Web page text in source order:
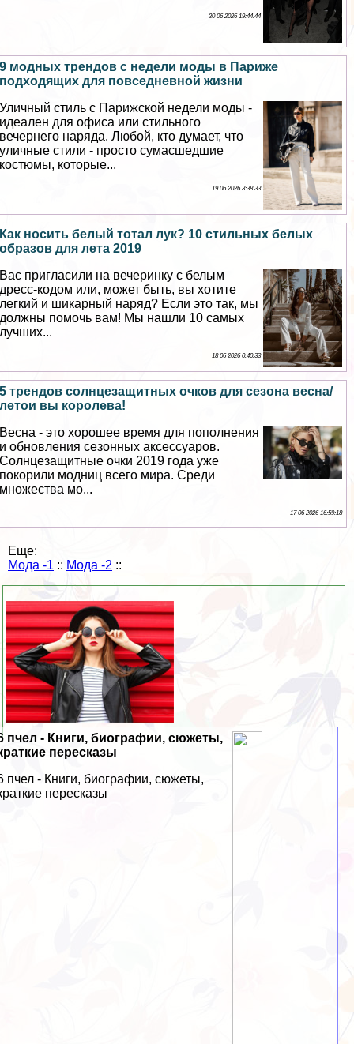
20 06 2026 19:44:44
9 модных трендов с недели моды в Париже
подходящих для повседневной жизни
Уличный стиль с Парижской недели моды -
идеален для офиса или стильного
вечернего наряда. Любой, кто думает, что
уличные стили - просто cyмacшедшие
костюмы, которые...
19 06 2026 3:38:33
Как носить белый тотал лук? 10 стильных белых
образов для лета 2019
Вас пригласили на вечеринку с белым
дресс-кодом или, может быть, вы хотите
легкий и шикарный наряд? Если это так, мы
должны помочь вам! Мы нашли 10 самых
лучших...
18 06 2026 0:40:33
5 трендов солнцезащитных очков для сезона весна/
летои вы королева!
Весна - это хорошее время для пополнения
и обновления сезонных аксессуаров.
Солнцезащитные очки 2019 года уже
покорили модниц всего мира. Среди
множества мо...
17 06 2026 16:59:18
Еще:
Мода -1 :: Мода -2 ::
пчел - Книги, биографии, сюжеты,
пересказы
пчел - Книги, биографии, сюжеты,
пересказы